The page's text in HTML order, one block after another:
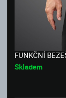
FUNKČNÍ
Skladem